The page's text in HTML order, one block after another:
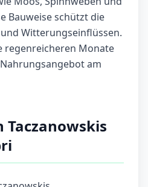
Bauweise schützt die
Witterungseinflüssen.
regenreicheren Monate
am